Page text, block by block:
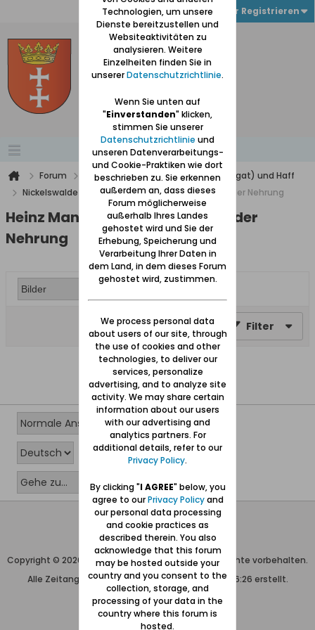
Anmelden oder Registrieren
Forum
Werder (zwischen Weichsel und Nogat) und Haff
Nickelswalde
Heinz Mandey spricht das Platt der Nehrung
Heinz Mandey spricht das Platt der
Nehrung
Filter
Keine Bilder gefunden.
Wolfgang Naujocks MMXXVI
Powered byvBulletin®
Copyright © 2026 MH Sub I, LLC dba vBulletin. Alle Rechte vorbehalten.
Alle Zeitangaben in WEZ+1. Die Seite wurde um 16:26 erstellt.
Technologien, um unsere
Dienste bereitzustellen und
Websiteaktivitäten zu
analysieren. Weitere
Einzelheiten finden Sie in
unsererDatenschutzrichtlinie.
Wenn Sie unten auf
"Einverstanden" klicken,
stimmen Sie unserer
Datenschutzrichtlinie und
unseren Datenverarbeitungs-
und Cookie-Praktiken wie dort
beschrieben zu. Sie erkennen
außerdem an, dass dieses
Forum möglicherweise
außerhalb Ihres Landes
gehostet wird und Sie der
Erhebung, Speicherung und
Verarbeitung Ihrer Daten in
dem Land, in dem dieses Forum
gehostet wird, zustimmen.
We process personal data
about users of our site, through
the use of cookies and other
technologies, to deliver our
services, personalize
advertising, and to analyze site
activity. We may share certain
information about our users
with our advertising and
analytics partners. For
additional details, refer to our
Privacy Policy.
By clicking "I AGREE" below, you
agree to ourPrivacy Policyand
our personal data processing
and cookie practices as
described therein. You also
acknowledge that this forum
may be hosted outside your
country and you consent to the
collection, storage, and
processing of your data in the
country where this forum is
hosted.